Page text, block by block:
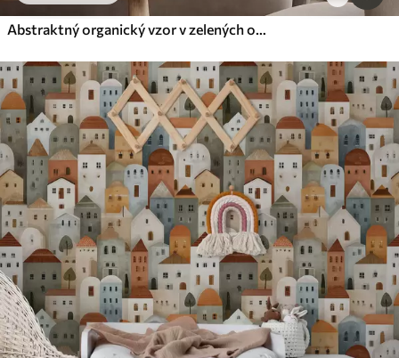
Abstraktný organický vzor v zelených odtieňoch